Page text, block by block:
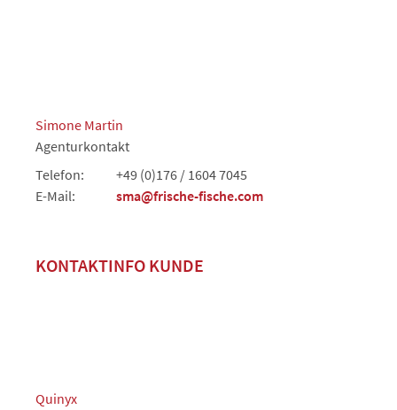
Simone Martin
Agenturkontakt
Telefon:
+49 (0)176 / 1604 7045
E-Mail:
sma@frische-fische.com
KONTAKTINFO KUNDE
Quinyx